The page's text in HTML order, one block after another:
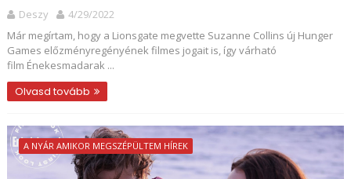
Deszy
4/29/2022
Már megírtam, hogy a Lionsgate megvette Suzanne Collins új Hunger
Games előzményregényének filmes jogait is, így várható
film Énekesmadarak ...
Olvasd tovább
A NYÁR AMIKOR MEGSZÉPÜLTEM HÍREK